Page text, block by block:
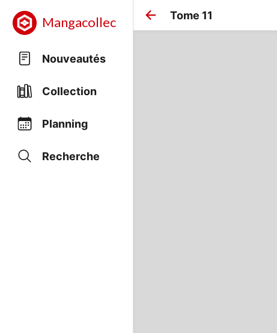
Mangacollec
Nouveautés
Collection
Planning
Recherche
Tome 11